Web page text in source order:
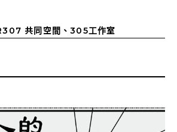
共同空間、305工作室